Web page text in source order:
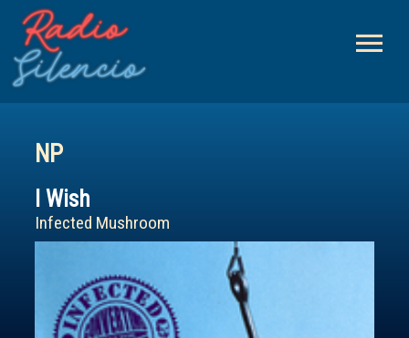
menu
NP
I Wish
Infected Mushroom